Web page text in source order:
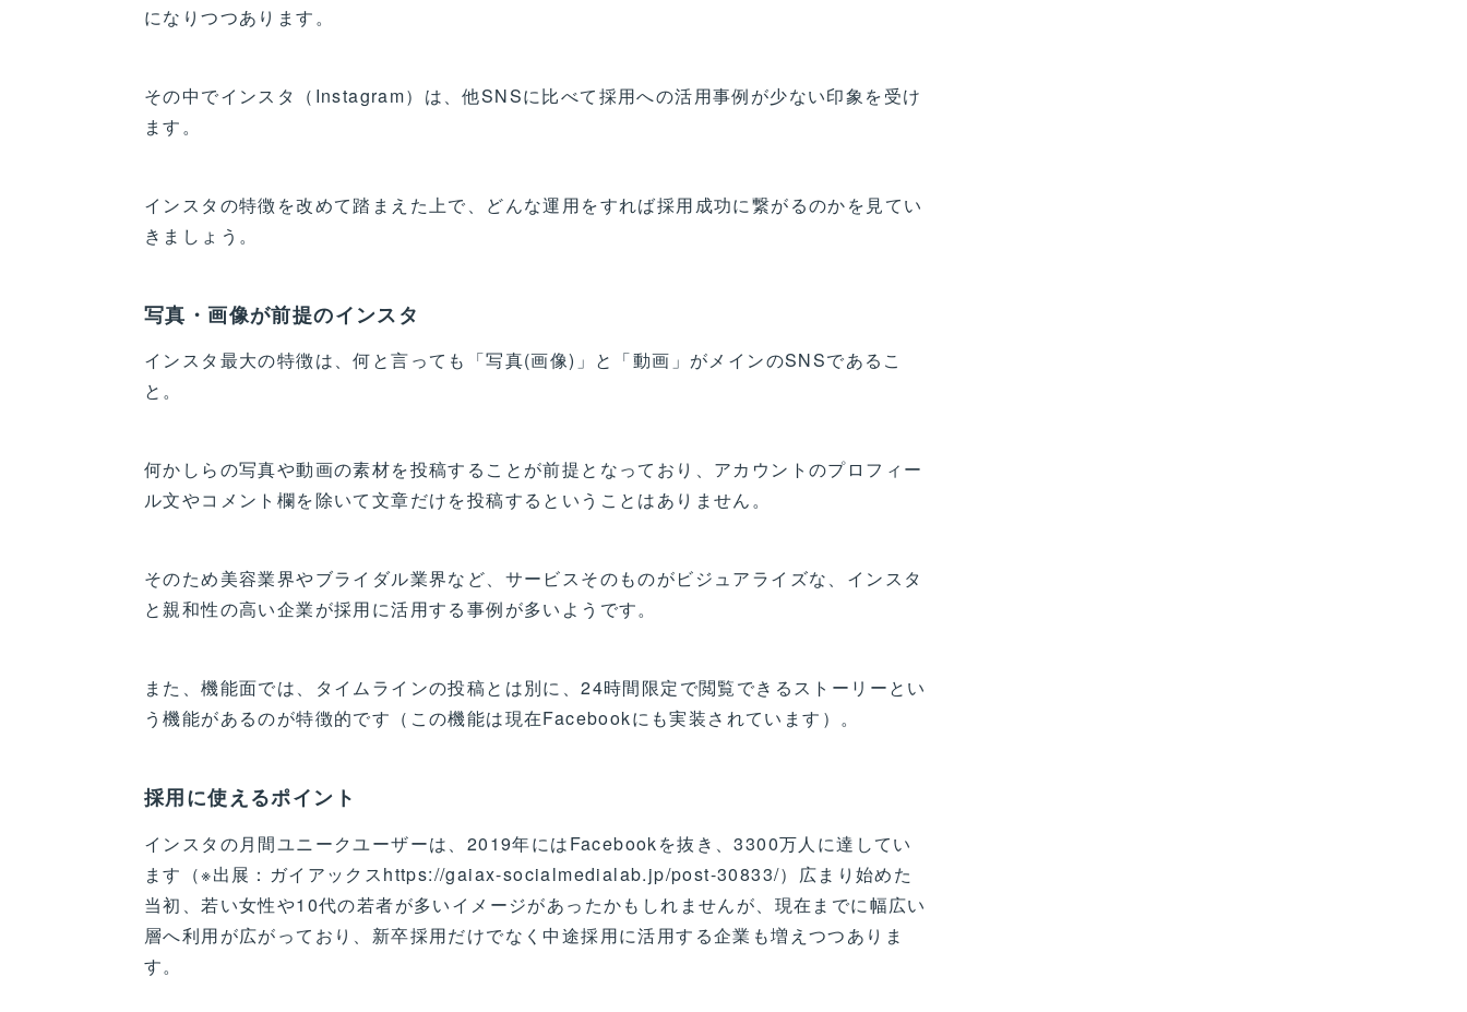
になりつつあります。
その中でインスタ（Instagram）は、他SNSに比べて採用への活用事例が少ない印象を受け
ます。
インスタの特徴を改めて踏まえた上で、どんな運用をすれば採用成功に繋がるのかを見てい
きましょう。
写真・画像が前提のインスタ
インスタ最大の特徴は、何と言っても「写真(画像)」と「動画」がメインのSNSであるこ
と。
何かしらの写真や動画の素材を投稿することが前提となっており、アカウントのプロフィー
ル文やコメント欄を除いて文章だけを投稿するということはありません。
そのため美容業界やブライダル業界など、サービスそのものがビジュアライズな、インスタ
と親和性の高い企業が採用に活用する事例が多いようです。
また、機能面では、タイムラインの投稿とは別に、24時間限定で閲覧できるストーリーとい
う機能があるのが特徴的です（この機能は現在Facebookにも実装されています）。
採用に使えるポイント
インスタの月間ユニークユーザーは、2019年にはFacebookを抜き、3300万人に達してい
ます（※出展：ガイアックスhttps://gaiax-socialmedialab.jp/post-30833/）広まり始めた
当初、若い女性や10代の若者が多いイメージがあったかもしれませんが、現在までに幅広い
層へ利用が広がっており、新卒採用だけでなく中途採用に活用する企業も増えつつありま
す。